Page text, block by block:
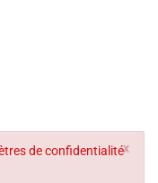
x
de confidentialité